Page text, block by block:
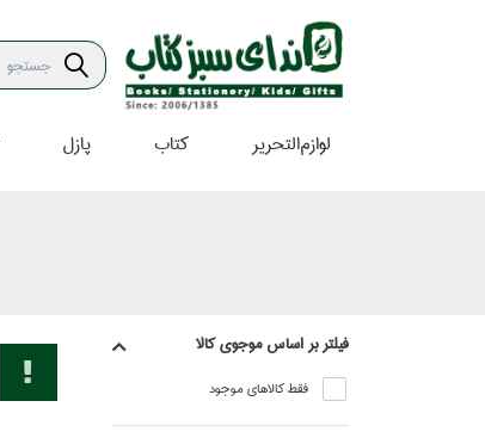
لوازم‌التحرير كتاب پازل
فيلتر بر اساس موجوي كالا
فقط كالاهاي موجود